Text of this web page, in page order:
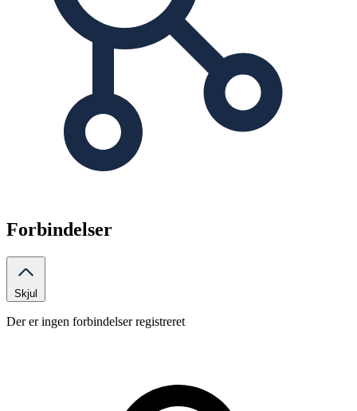
Forbindelser
Skjul
Der er ingen forbindelser registreret